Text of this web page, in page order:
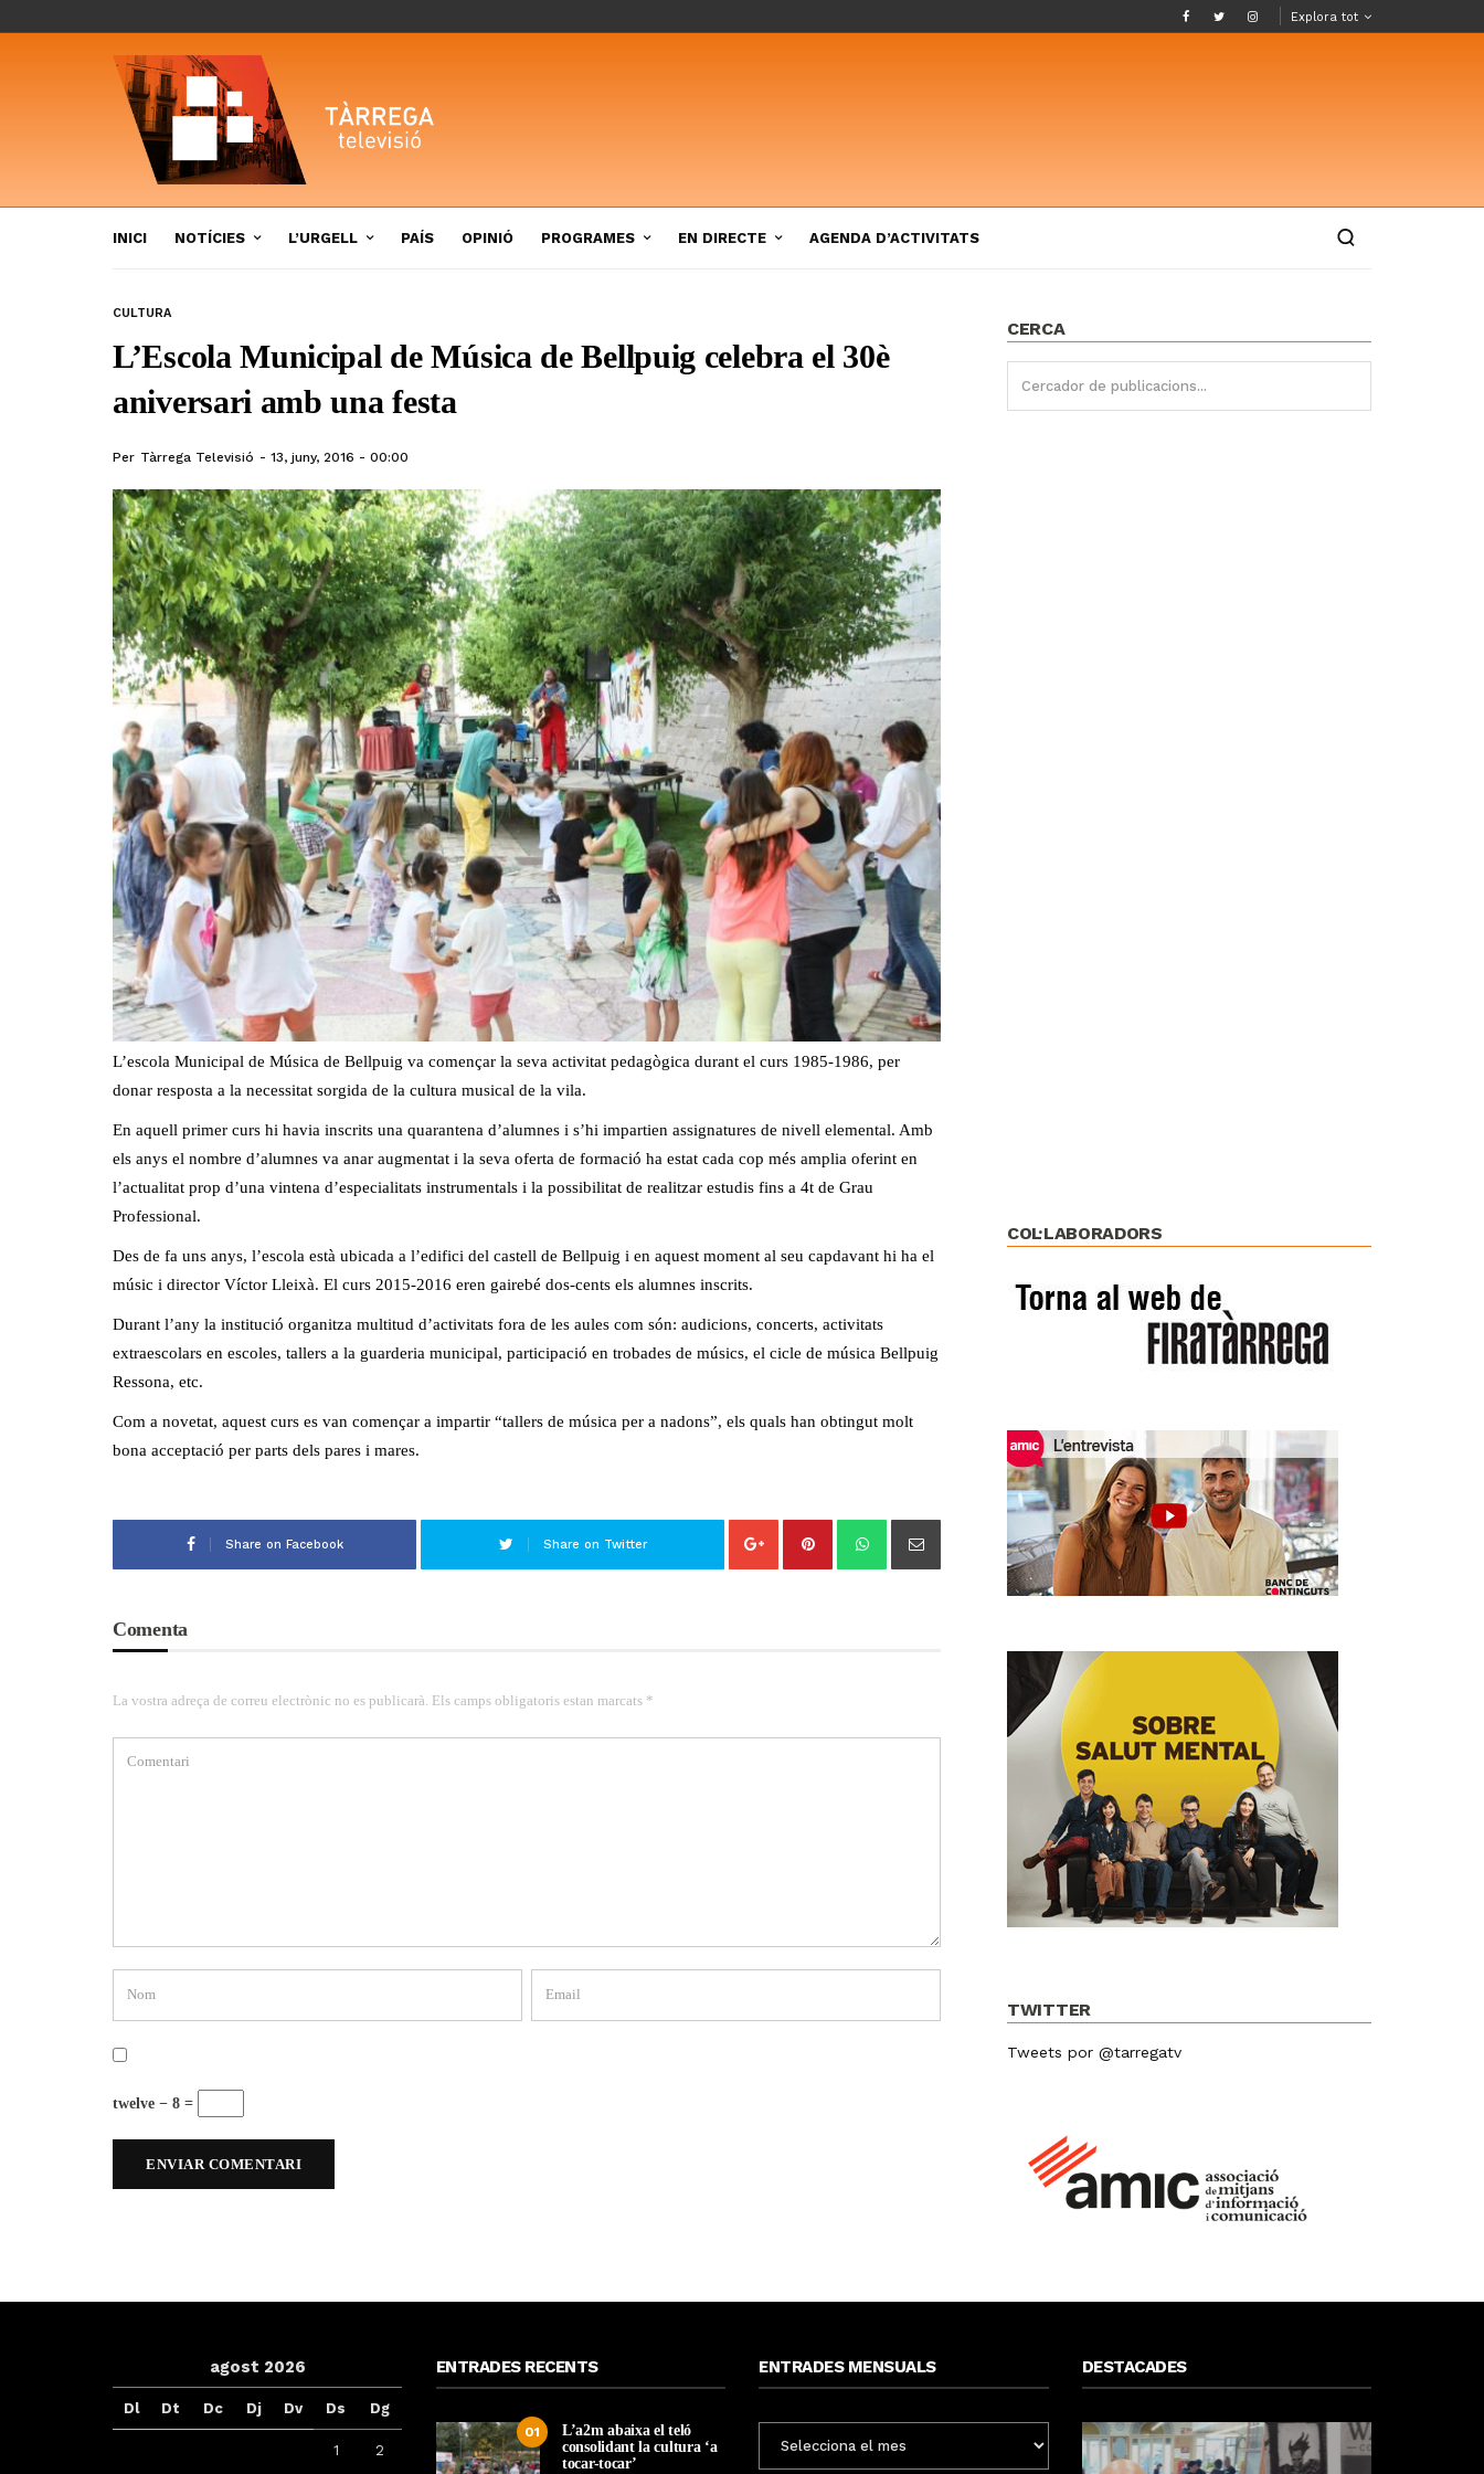
Explora tot
INICI NOTÍCIES L’URGELL PAÍS OPINIÓ PROGRAMES EN DIRECTE AGENDA D’ACTIVITATS
CULTURA
L’Escola Municipal de Música de Bellpuig celebra el 30è
aniversari amb una festa
Per Tàrrega Televisió 13, juny, 2016 - 00:00
L’escola Municipal de Música de Bellpuig va començar la seva activitat pedagògica durant el curs 1985-1986, per
donar resposta a la necessitat sorgida de la cultura musical de la vila.
En aquell primer curs hi havia inscrits una quarantena d’alumnes i s’hi impartien assignatures de nivell elemental. Amb
els anys el nombre d’alumnes va anar augmentat i la seva oferta de formació ha estat cada cop més amplia oferint en
l’actualitat prop d’una vintena d’especialitats instrumentals i la possibilitat de realitzar estudis fins a 4t de Grau
Professional.
Des de fa uns anys, l’escola està ubicada a l’edifici del castell de Bellpuig i en aquest moment al seu capdavant hi ha el
músic i director Víctor Lleixà. El curs 2015-2016 eren gairebé dos-cents els alumnes inscrits.
Durant l’any la institució organitza multitud d’activitats fora de les aules com són: audicions, concerts, activitats
extraescolars en escoles, tallers a la guarderia municipal, participació en trobades de músics, el cicle de música Bellpuig
Ressona, etc.
Com a novetat, aquest curs es van començar a impartir “tallers de música per a nadons”, els quals han obtingut molt
bona acceptació per parts dels pares i mares.
Share on Facebook Share on Twitter
Comenta
La vostra adreça de correu electrònic no es publicarà. Els camps obligatoris estan marcats *
twelve − 8 =
CERCA
COL·LABORADORS
TWITTER
Tweets por @tarregatv
agost 2026
Dl Dt Dc Dj Dv Ds Dg
1 2
ENTRADES RECENTS
01
L’a2m abaixa el teló
consolidant la cultura ‘a
tocar-tocar’
ENTRADES MENSUALS
MENSUALS
DESTACADES